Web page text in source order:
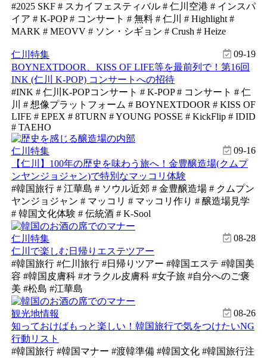
#2025 SKF # スカイフェスティバル # 仁川空港 # インスパ
イア # K-POP # コンサート # 無料 # 仁川 # Highlight #
MARK # MEOVV # ソン・シギョン # Crush # Heize
仁川特集
09-19
BOYNEXTDOOR、KISS OF LIFE等を最前列で！第16回
INK (仁川 K-POP) コンサートへの招待
#INK # 仁川K-POPコンサート # K-POP # コンサート # 仁
川 # 想像プラットフォーム # BOYNEXTDOOR # KISS OF
LIFE # EPEX # 8TURN # YOUNG POSSE # KickFlip # IDID
# TAEHO
仁川特集
09-16
【仁川】100年の歴史を味わう旅へ！金豊醸造場(クムプ
ンヤンジョジャン)で特別なマッコリ体験
#韓国旅行 # 江華島 # ソウル近郊 # 金豊醸造場 # クムプン
ヤンジョジャン # マッコリ # マッコリ作り # 醸造場見学
# 韓国文化体験 # 伝統酒 # K-Sool
仁川特集
08-28
仁川で楽しむ日帰りエステツアー
#韓国旅行 #仁川旅行 #日帰りツアー #韓国エステ #韓国美
容 #韓国皮膚科 #オラクル皮膚科 #女子旅 #自分へのご褒
美 #松島 #江華島
観光地情報
08-26
知っておけばもっと楽しい！韓国旅行で気をつけたいNG
行動リスト
#韓国旅行 #韓国マナー #渡韓準備 #韓国文化 #韓国旅行注